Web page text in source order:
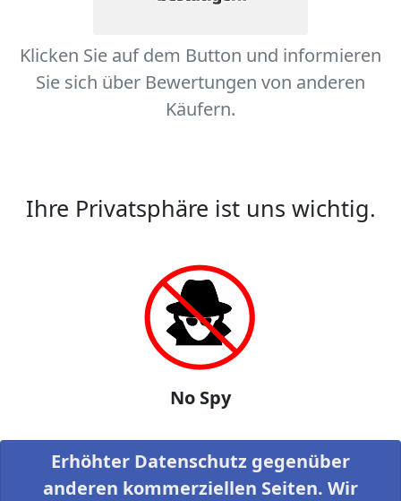
Klicken Sie auf dem Button und informieren
Sie sich über Bewertungen von anderen
Käufern.
Ihre Privatsphäre ist uns wichtig.
No Spy
Erhöhter Datenschutz gegenüber
anderen kommerziellen Seiten. Wir